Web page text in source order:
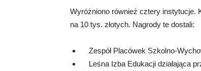
Wyróżniono również cztery instytucje.
na 10 tys. złotych. Nagrody te dostali:
Zespół Placówek Szkolno-
Leśna Izba Edukacji działająca